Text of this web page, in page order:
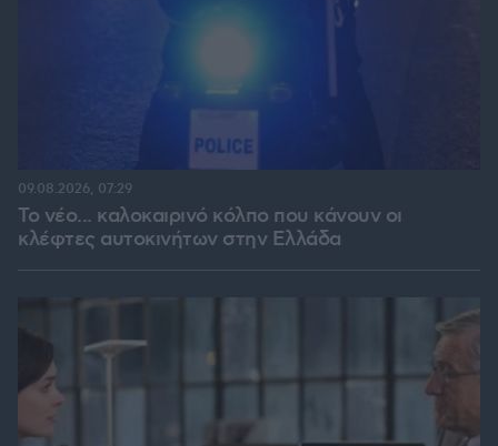
Το νέο... καλοκαιρινό κόλπο που κάνουν οι
κλέφτες αυτοκινήτων στην Ελλάδα
09.08.2026, 07:29